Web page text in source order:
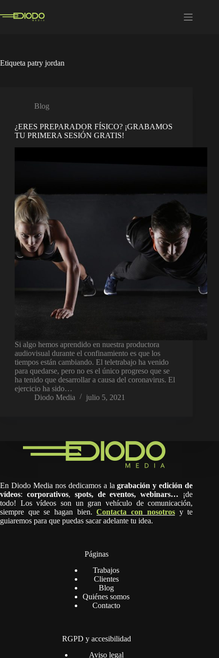
al
contenido
Etiqueta patry jordan
Blog
¿ERES PREPARADOR FÍSICO? ¡GRABAMOS
TU PRIMERA SESIÓN GRATIS!
Si algo hemos aprendido en nuestra productora
audiovisual durante el confinamiento es que los
tiempos están cambiando. El teletrabajo ha venido
para quedarse, pero no es el único progreso que se
ha tenido que desarrollar a causa del coronavirus. El
ejercicio ha sido…
Diodo Media
julio 5, 2021
En Diodo Media nos dedicamos a lagrabación y edición de
vídeos: corporativos, spots, de eventos, webinars… ¡de
todo! Los vídeos son un gran vehículo de comunicación,
siempre que se hagan bien.Contacta con nosotrosy te
guiaremos para que puedas sacar adelante tu idea.
Páginas
Trabajos
Clientes
Blog
Quiénes somos
Contacto
RGPD y accesibilidad
Aviso legal